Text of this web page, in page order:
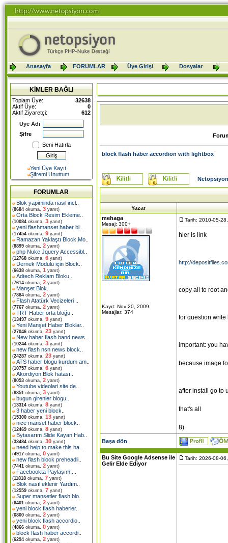
Anasayfa FORUMLAR Üye Girişi Dosyalar
KİMLER BAĞLI
Toplam Üye:
32638
Aktif Üye:
0
Aktif Ziyaretçi:
612
Üye Adı
Şifre
Beni Hatırla
Yeni Üye Kayıt
Şifremi Unuttum
FORUMLAR
Blok yapiminda nasil incl
(8684 okuma, 3 yanıt)
Orta Block Resim Ekleme
(10084 okuma, 3 yanıt)
yeni flashmanset haber bl
(17454 okuma, 9 yanıt)
Ramazan Yaklaştı Block,Mo
(8899 okuma, 2 yanıt)
php Nuke Jquery Accessibl
(12768 okuma, 6 yanıt)
Dernek Modulü için Block
(6638 okuma, 1 yanıt)
Adtech Reklam Bloku
(7614 okuma, 2 yanıt)
Manşet Blok
(7884 okuma, 2 yanıt)
Flash Atatürk Vecizeleri
(7767 okuma, 2 yanıt)
TRT Haber orta bloğu
(13497 okuma, 9 yanıt)
Yeni Manşet Haber Bloklar..
(27046 okuma, 23 yanıt)
New haber flash band news
(10244 okuma, 3 yanıt)
new flash nsn news block
(24287 okuma, 23 yanıt)
ATS haber blogu kurdum am
(10757 okuma, 6 yanıt)
Akordiyon Blok hatası
(8053 okuma, 2 yanıt)
Youtube videolari site de
(8851 okuma, 3 yanıt)
bugun girenler blogu
(13314 okuma, 8 yanıt)
3 haber yeni block
(15300 okuma, 13 yanıt)
nice manset haber block
(12469 okuma, 8 yanıt)
Bytasarım Slide Kayan Hab
(33484 okuma, 30 yanıt)
need help to make this ha
(4917 okuma, 0 yanıt)
new flash block preheadli
(7441 okuma, 2 yanıt)
Facebookta Paylaşım..
(11818 okuma, 7 yanıt)
Blok nasıl eklenir Yardım
(12559 okuma, 7 yanıt)
Super mansetler flash blo
(6401 okuma, 2 yanıt)
yeni block flash haberler..
(6800 okuma, 2 yanıt)
yeni block flash accordio
(4866 okuma, 0 yanıt)
block flash haber accordi
(6294 okuma, 2 yanıt)
block flash haber accordion with lightbox
Yazar
mehaga
Mesaj: 300+
Kayıt: Nov 20, 2009
Mesajlar: 374
Tarih: 2010-05-
hier is link
http://
copy all to root
for question write
important: you
because image
after install go to
that's all
8)
Başa dön
Bu Site Google Adsense ile
Gelir Elde Ediyor
Tarih: 2026-08-